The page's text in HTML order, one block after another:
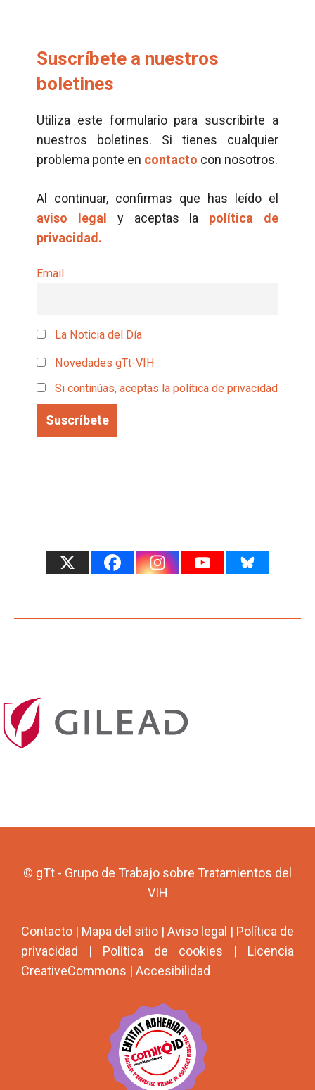
Suscríbete a nuestros
boletines
Utiliza este formulario para suscribirte a
nuestros boletines. Si tienes cualquier
problema ponte en contacto con nosotros.
Al continuar, confirmas que has leído el
aviso legal
y aceptas la política de
privacidad.
Email
La Noticia del Día
Novedades gTt-VIH
Si continúas, aceptas la política de privacidad
© gTt - Grupo de Trabajo sobre Tratamientos del
VIH
Contacto | Mapa del sitio | Aviso legal | Política de
privacidad | Política de cookies | Licencia
CreativeCommons | Accesibilidad